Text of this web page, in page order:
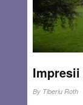
OCT 6, 2016
By Tiberiu Roth